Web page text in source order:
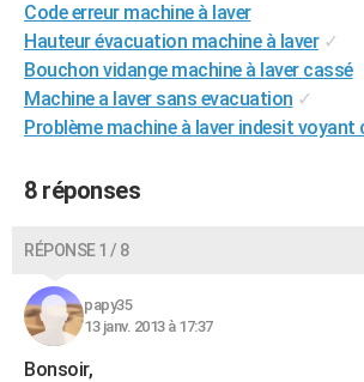
BONS PLANS
CARTE DE VOEUX
Carte de Noël
Carte Bonne année
Carte Saint-Valentin
Carte Pâques
Carte d'anniversaire
DICTIONNAIRE
COPAINS D'AVANT
S'inscrire
Se connecter
Lycées
Collèges
Primaires
Universités
Entreprises
Service militaire
Avis de recherche
AVIS DE DÉCÈS
FORUM
Bricolage
Lifestyle
Culture
Sport
Auto
Television
Voyage
Cinema
Code erreur machine à laver
Hauteur évacuation machine à laver ✓
Bouchon vidange machine à laver cassé
Machine a laver sans evacuation ✓
Problème machine à laver indesit voyant
8 réponses
RÉPONSE 1 / 8
papy35
13 janv. 2013 à 17:37
Bonsoir,